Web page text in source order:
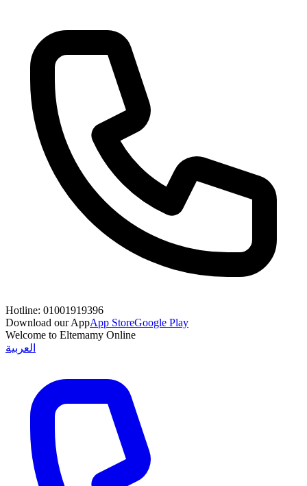
Hotline: 01001919396
Download our AppApp StoreGoogle Play
Welcome to Eltemamy Online
العربية